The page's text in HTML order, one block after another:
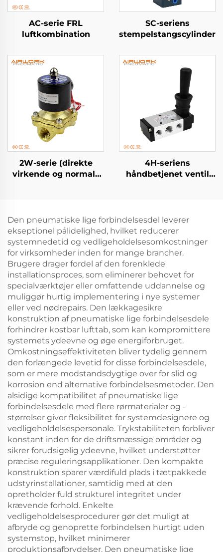
AC-serie FRL
luftkombination
SC-seriens
stempelstangscylinder
2W-serie (direkte
virkende og normalt
4H-seriens
håndbetjenet ventil
Den pneumatiske lige forbindelsesdel leverer
ekseptionel pålidelighed, hvilket reducerer
systemnedetid og vedligeholdelsesomkostninger
for virksomheder inden for mange brancher.
Brugere drager fordel af den forenklede
installationsproces, som eliminerer behovet for
specialværktøjer eller omfattende uddannelse og
muliggør hurtig implementering i nye systemer
eller ved nødrepairs. Den lækkagesikre
konstruktion af pneumatiske lige forbindelsesdele
forhindrer kostbar lufttab, som kan kompromittere
systemets ydeevne og øge energiforbruget.
Omkostningseffektiviteten bliver tydelig gennem
den forlængede levetid for disse forbindelsesdele,
som er mere modstandsdygtige over for slid og
korrosion end alternative forbindelsesmetoder. Den
alsidige kompatibilitet af pneumatiske lige
forbindelsesdele med flere rørmaterialer og -
størrelser giver fleksibilitet for systemdesignere og
vedligeholdelsespersonale. Trykstabiliteten forbliver
konstant inden for de driftsmæssige områder og
sikrer forudsigelig ydeevne, hvilket understøtter
præcise reguleringsapplikationer. Den kompakte
konstruktion sparer værdifuld plads i tætpakkede
udstyrinstallationer, samtidig med at den
opretholder fuld strukturel integritet under
krævende forhold. Enkelte
vedligeholdelsesprocedurer gør det muligt at
afbryde og genoprette forbindelsen hurtigt uden
systemstop, hvilket minimerer
produktionsafbrydelser. Den pneumatiske lige